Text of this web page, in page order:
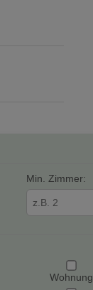
Min. Zimmer:
Wohnung